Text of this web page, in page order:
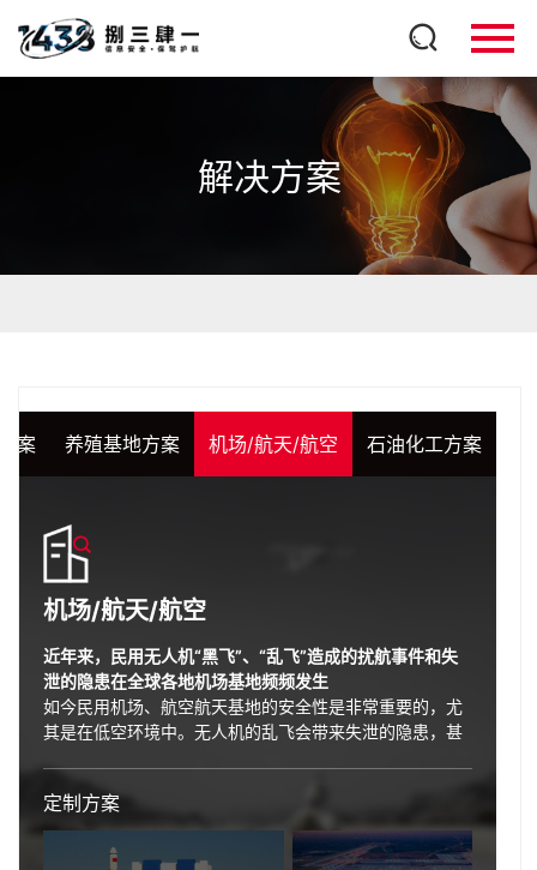
解决方案
案 养殖基地方案 机场/航天/航空 石油化工方案
机场/航天/航空
近年来，民用无人机“黑飞”、“乱飞”造成的扰航事件和失
泄的隐患在全球各地机场基地频频发生
如今民用机场、航空航天基地的安全性是非常重要的，尤
其是在低空环境中。无人机的乱飞会带来失泄的隐患，甚
境也要求非常严格，因此针对无人机的高精度侦测、识
别、定位、跟踪和反制以及无线电监测定位都需要开发出
新的技术和产品，用以保护这些基地环境。民用机场、航
空航天基地地形复杂，有些甚至达到几万亩，因此必须构
定制方案